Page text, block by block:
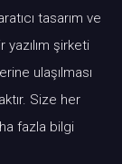
tasarım ve
şirketi
ulaşılması
Size her
fazla bilgi